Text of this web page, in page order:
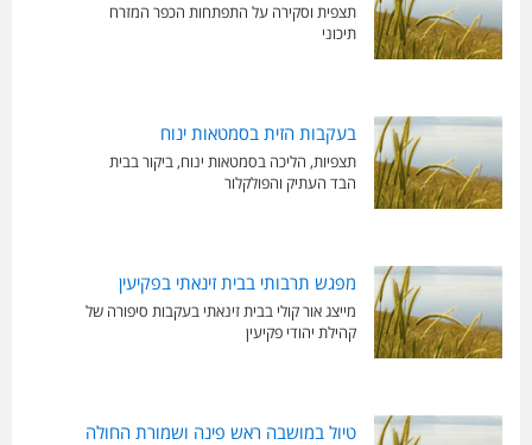
תצפית וסקירה על התפתחות הכפר המזרח
תיכוני
בעקבות הזית בסמטאות ינוח
תצפיות, הליכה בסמטאות ינוח, ביקור בבית
הבד העתיק והפולקלור
מפגש תרבותי בבית זינאתי בפקיעין
מייצג אור קולי בבית זינאתי בעקבות סיפורה של
קהילת יהודי פקיעין
טיול במושבה ראש פינה ושמורת החולה